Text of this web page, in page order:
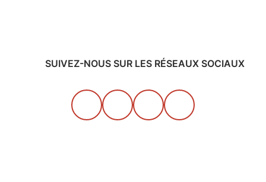
SUIVEZ-NOUS SUR LES RÉSEAUX SOCIAUX